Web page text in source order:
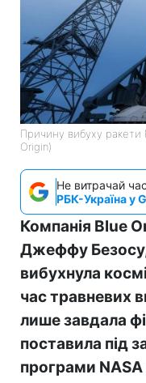
Причину вибуху
Origin)
Не витрачай
РБК-Україна у
Компанія Blue
Джеффу
вибухнула
час травневих
лише завдала
поставила під
програми